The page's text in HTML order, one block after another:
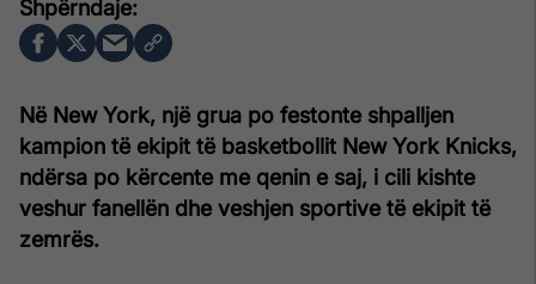
Në New York, një grua po festonte shpalljen
kampion të ekipit të basketbollit New York Knicks,
ndërsa po kërcente me qenin e saj, i cili kishte
veshur fanellën dhe veshjen sportive të ekipit të
zemrës.